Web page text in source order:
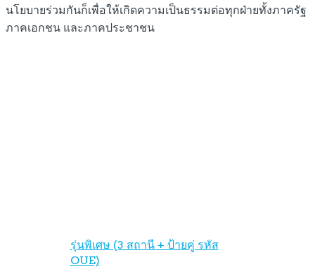
นโยบายร่วมกันก็เพื่อให้เกิดความเป็นธรรมต่อทุกฝ่ายทั้งภาครัฐ
ภาคเอกชน และภาคประชาชน
รุ่นพิเศษ (3 สถานี + ป้ายคู่ รหัส
OUE)